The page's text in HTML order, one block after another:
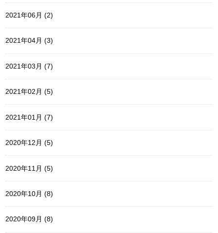
2021年06月 (2)
2021年04月 (3)
2021年03月 (7)
2021年02月 (5)
2021年01月 (7)
2020年12月 (5)
2020年11月 (5)
2020年10月 (8)
2020年09月 (8)